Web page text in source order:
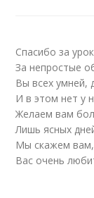
Спасибо за
За непростые
Вы всех умней,
И в этом нет у
Желаем вам
Лишь ясных
Мы скажем
Вас очень